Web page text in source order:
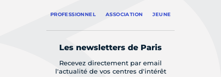
PROFESSIONNEL ASSOCIATION JEUNE
Les newsletters de Paris
Recevez directement par email
l'actualité de vos centres d'intérêt